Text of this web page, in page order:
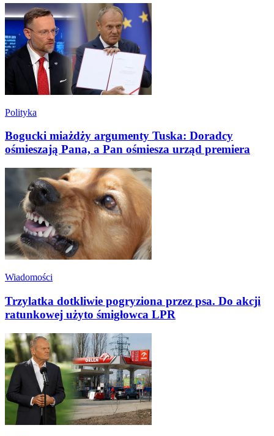
Polityka
Bogucki miażdży argumenty Tuska: Doradcy
ośmieszają Pana, a Pan ośmiesza urząd premiera
Wiadomości
Trzylatka dotkliwie pogryziona przez psa. Do akcji
ratunkowej użyto śmigłowca LPR